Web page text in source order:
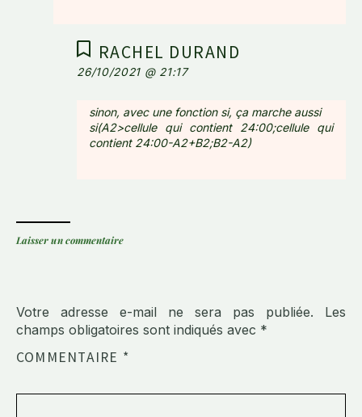
RACHEL DURAND
26/10/2021 @ 21:17
sinon, avec une fonction si, ça marche aussi
si(A2>cellule qui contient 24:00;cellule qui
contient 24:00-A2+B2;B2-A2)
Laisser un commentaire
Votre adresse e-mail ne sera pas publiée.
Les
champs obligatoires sont indiqués avec *
COMMENTAIRE *